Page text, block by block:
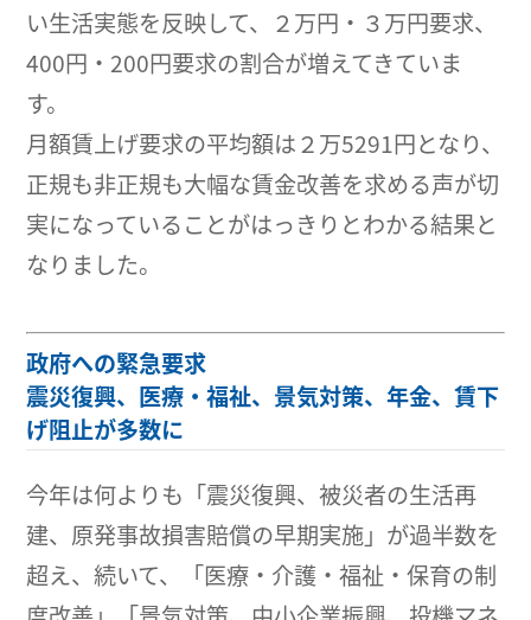
い生活実態を反映して、２万円・３万円要求、
400円・200円要求の割合が増えてきていま
す。
月額賃上げ要求の平均額は２万5291円となり、
正規も非正規も大幅な賃金改善を求める声が切
実になっていることがはっきりとわかる結果と
なりました。
政府への緊急要求
震災復興、医療・福祉、景気対策、年金、賃下
げ阻止が多数に
今年は何よりも「震災復興、被災者の生活再
建、原発事故損害賠償の早期実施」が過半数を
超え、続いて、「医療・介護・福祉・保育の制